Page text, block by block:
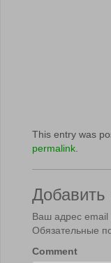
This entry was
permalink
Ваш адрес email
Обязательные
Comment